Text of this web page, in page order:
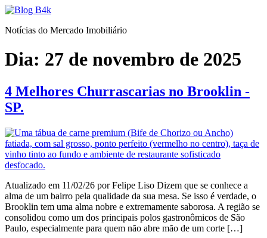
Ir
o
Notícias do Mercado Imobiliário
Dia: 27 de novembro de 2025
4 Melhores Churrascarias no Brooklin -
SP.
Atualizado em 11/02/26 por Felipe Liso Dizem que se conhece a
alma de um bairro pela qualidade da sua mesa. Se isso é verdade, o
Brooklin tem uma alma nobre e extremamente saborosa. A região se
consolidou como um dos principais polos gastronômicos de São
Paulo, especialmente para quem não abre mão de um corte […]